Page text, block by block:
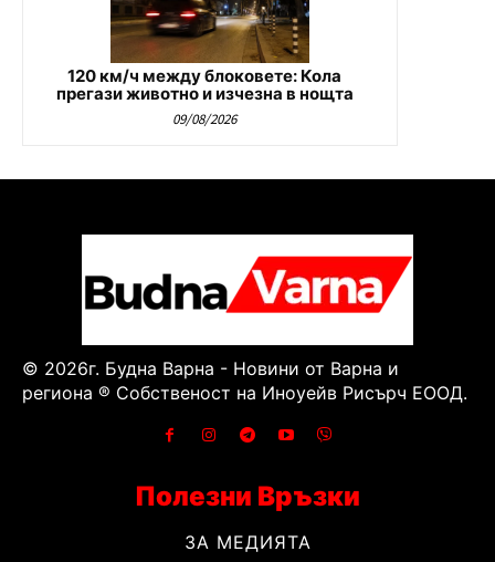
120 км/ч между блоковете: Кола
прегази животно и изчезна в нощта
09/08/2026
© 2026г. Будна Варна - Новини от Варна и
региона ® Собственост на Иноуейв Рисърч ЕООД.
Полезни Връзки
ЗА МЕДИЯТА